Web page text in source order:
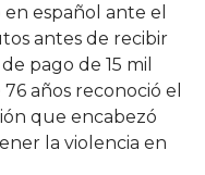
español ante el
antes de recibir
pago de 15 mil
años reconoció el
que encabezó
la violencia en